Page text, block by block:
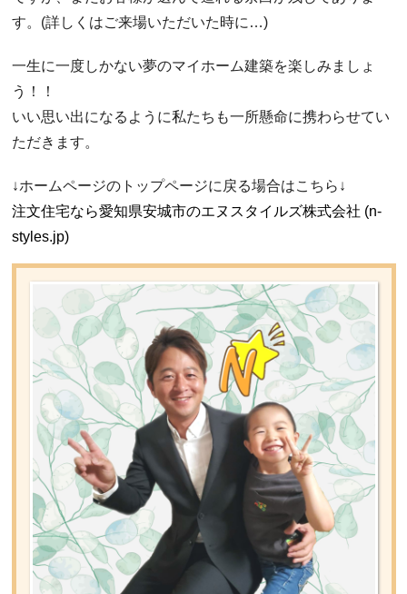
す。(詳しくはご来場いただいた時に…)
一生に一度しかない夢のマイホーム建築を楽しみましょ
う！！
いい思い出になるように私たちも一所懸命に携わらせてい
ただきます。
↓ホームページのトップページに戻る場合はこちら↓
注文住宅なら愛知県安城市のエヌスタイルズ株式会社 (n-
styles.jp)